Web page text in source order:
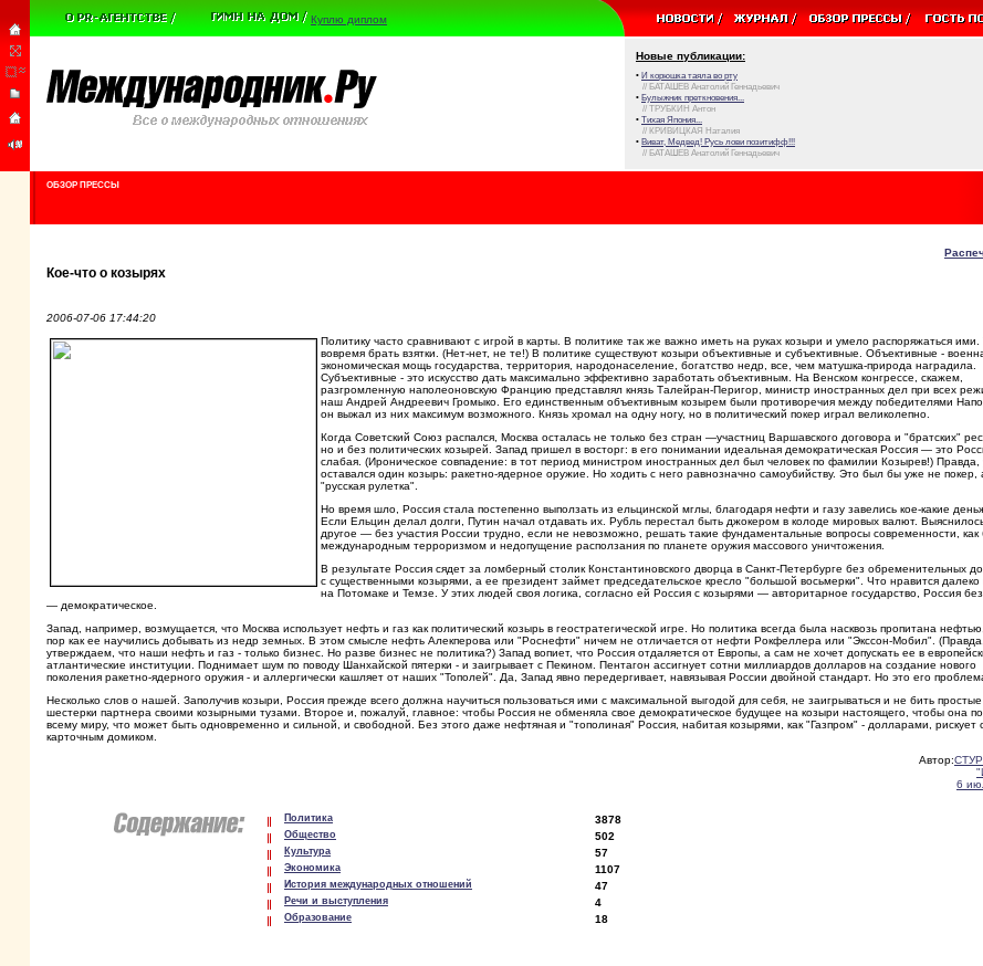
Куплю диплом
Новые публикации:
• И корюшка таяла во рту
// БАТАШЕВ Анатолий Геннадьевич
• Булыжник преткновения...
// ТРУБКИН Антон
• Тихая Япония...
// КРИВИЦКАЯ Наталия
• Виват, Медвед! Русь лови позитифф!!!
// БАТАШЕВ Анатолий Геннадьевич
ОБЗОР ПРЕССЫ
Кое-что о козырях
2006-07-06 17:44:20
Политику часто сравнивают с игрой в карты. В политике так же важно иметь на руках козыри и умело распоряжаться ими.
вовремя брать взятки. (Нет-нет, не те!) В политике существуют козыри объективные и субъективные. Объективные -
экономическая мощь государства, территория, народонаселение, богатство недр, все, чем матушка-природа наградила.
Субъективные - это искусство дать максимально эффективно заработать объективным. На Венском конгрессе, скажем,
разгромленную наполеоновскую Францию представлял князь Талейран-Перигор, министр иностранных дел при всех
наш Андрей Андреевич Громыко. Его единственным объективным козырем были противоречия между победителями
он выжал из них максимум возможного. Князь хромал на одну ногу, но в политический покер играл великолепно.
Когда Советский Союз распался, Москва осталась не только без стран —участниц Варшавского договора и "братских"
но и без политических козырей. Запад пришел в восторг: в его понимании идеальная демократическая Россия — это
слабая. (Ироническое совпадение: в тот период министром иностранных дел был человек по фамилии Козырев!) Правда,
оставался один козырь: ракетно-ядерное оружие. Но ходить с него равнозначно самоубийству. Это был бы уже не покер,
"русская рулетка".
Но время шло, Россия стала постепенно выползать из ельцинской мглы, благодаря нефти и газу завелись кое-какие
Если Ельцин делал долги, Путин начал отдавать их. Рубль перестал быть джокером в колоде мировых валют.
другое — без участия России трудно, если не невозможно, решать такие фундаментальные вопросы современности, как
международным терроризмом и недопущение расползания по планете оружия массового уничтожения.
В результате Россия сядет за ломберный столик Константиновского дворца в Санкт-Петербурге без обременительных
с существенными козырями, а ее президент займет председательское кресло "большой восьмерки". Что нравится далеко
на Потомаке и Темзе. У этих людей своя логика, согласно ей Россия с козырями — авторитарное государство, Россия
— демократическое.
Запад, например, возмущается, что Москва использует нефть и газ как политический козырь в геостратегической игре. Но политика всегда была насквозь пропитана
пор как ее научились добывать из недр земных. В этом смысле нефть Алекперова или "Роснефти" ничем не отличается от нефти Рокфеллера или "Экссон-Мобил".
утверждаем, что наши нефть и газ - только бизнес. Но разве бизнес не политика?) Запад вопиет, что Россия отдаляется от Европы, а сам не хочет допускать ее в
атлантические институции. Поднимает шум по поводу Шанхайской пятерки - и заигрывает с Пекином. Пентагон ассигнует сотни миллиардов долларов на создание нового
поколения ракетно-ядерного оружия - и аллергически кашляет от наших "Тополей". Да, Запад явно передергивает, навязывая России двойной стандарт. Но это его
Несколько слов о нашей. Заполучив козыри, Россия прежде всего должна научиться пользоваться ими с максимальной выгодой для себя, не заигрываться и не бить простые
шестерки партнера своими козырными тузами. Второе и, пожалуй, главное: чтобы Россия не обменяла свое демократическое будущее на козыри настоящего, чтобы она
всему миру, что может быть одновременно и сильной, и свободной. Без этого даже нефтяная и "тополиная" Россия, набитая козырями, как "Газпром" - долларами, рискует
карточным домиком.
Автор:
6
Политика 3878
Общество 502
Культура 57
Экономика 1107
История международных отношений 47
Речи и выступления 4
Образование 18